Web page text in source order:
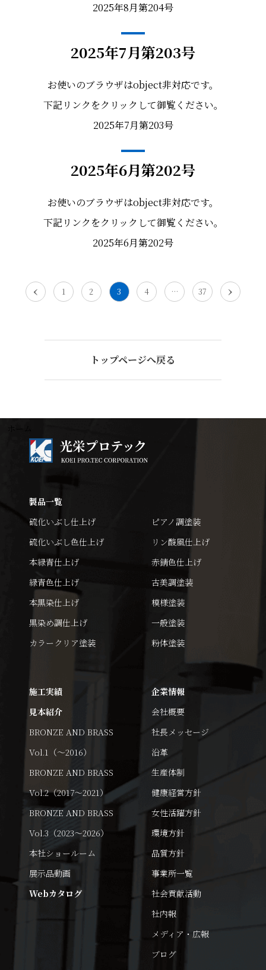
2025年8月第204号
2025年7月第203号
お使いのブラウザはobject非対応です。
下記リンクをクリックして御覧ください。
2025年7月第203号
2025年6月第202号
お使いのブラウザはobject非対応です。
下記リンクをクリックして御覧ください。
2025年6月第202号
‹ 1 2 3 4 … 37 ›
トップページへ戻る
製品一覧
硫化いぶし仕上げ
硫化いぶし色仕上げ
本緑青仕上げ
緑青色仕上げ
本黒染仕上げ
黒染め調仕上げ
カラークリア塗装
ピアノ調塗装
リン酸風仕上げ
赤錆色仕上げ
古美調塗装
模様塗装
一般塗装
粉体塗装
施工実績
見本紹介
BRONZE AND BRASS
Vol.1（～2016）
BRONZE AND BRASS
Vol.2（2017～2021）
BRONZE AND BRASS
Vol.3（2023～2026）
本社ショールーム
展示品動画
Webカタログ
企業情報
会社概要
社長メッセージ
沿革
生産体制
健康経営方針
女性活躍方針
環境方針
品質方針
事業所一覧
社会貢献活動
社内報
メディア・広報
ブログ